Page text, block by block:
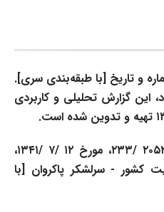
و تاریخ [با طبقه‌بندی سری].
این گزارش تحلیلی و کاربردی
سند ساواک، نامهٔ شماره ۲۰۵۲۱ /۲۳۳، مورخ ۱۲ /۷ /۱۳۴۱،
کشور - سرلشکر پاکروان [با